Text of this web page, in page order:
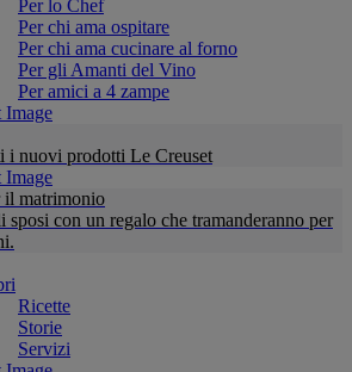
Per lo Chef
Per chi ama ospitare
Per chi ama cucinare al forno
Per gli Amanti del Vino
Per amici a 4 zampe
i nuovi prodotti Le Creuset
il matrimonio
sposi con un regalo che tramanderanno per
Ricette
Storie
Servizi